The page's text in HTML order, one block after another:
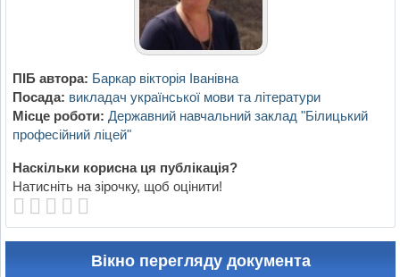
ПІБ автора: Баркар вікторія Іванівна
Посада: викладач української мови та літератури
Місце роботи: Державний навчальний заклад "Білицький
професійний ліцей"
Наскільки корисна ця публікація?
Натисніть на зірочку, щоб оцінити!
Вікно перегляду документа